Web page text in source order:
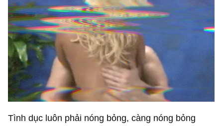
Tình dục luôn phải nóng bỏng, càng nóng bỏng